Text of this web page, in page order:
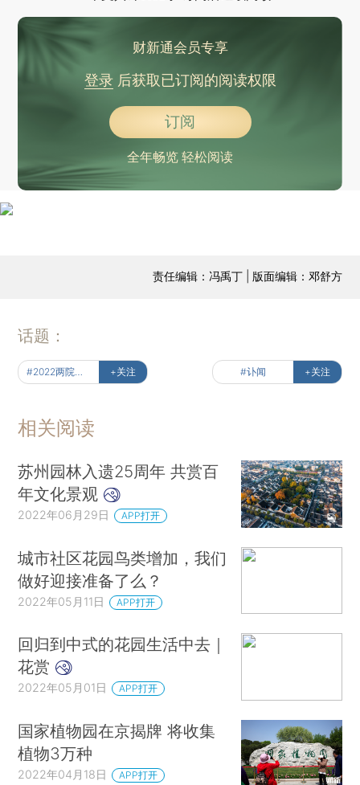
财新通会员专享
登录后获取已订阅的阅读权限
订阅
全年畅览 轻松阅读
责任编辑：冯禹丁 | 版面编辑：邓舒方
话题：
+关注 #讣闻 +关注
相关阅读
苏州园林入遗25周年 共赏百
年文化景观
2022年06月29日 APP打开
城市社区花园鸟类增加，我们
做好迎接准备了么？
2022年05月11日 APP打开
回归到中式的花园生活中去｜
花赏
2022年05月01日 APP打开
国家植物园在京揭牌 将收集
植物3万种
2022年04月18日 APP打开